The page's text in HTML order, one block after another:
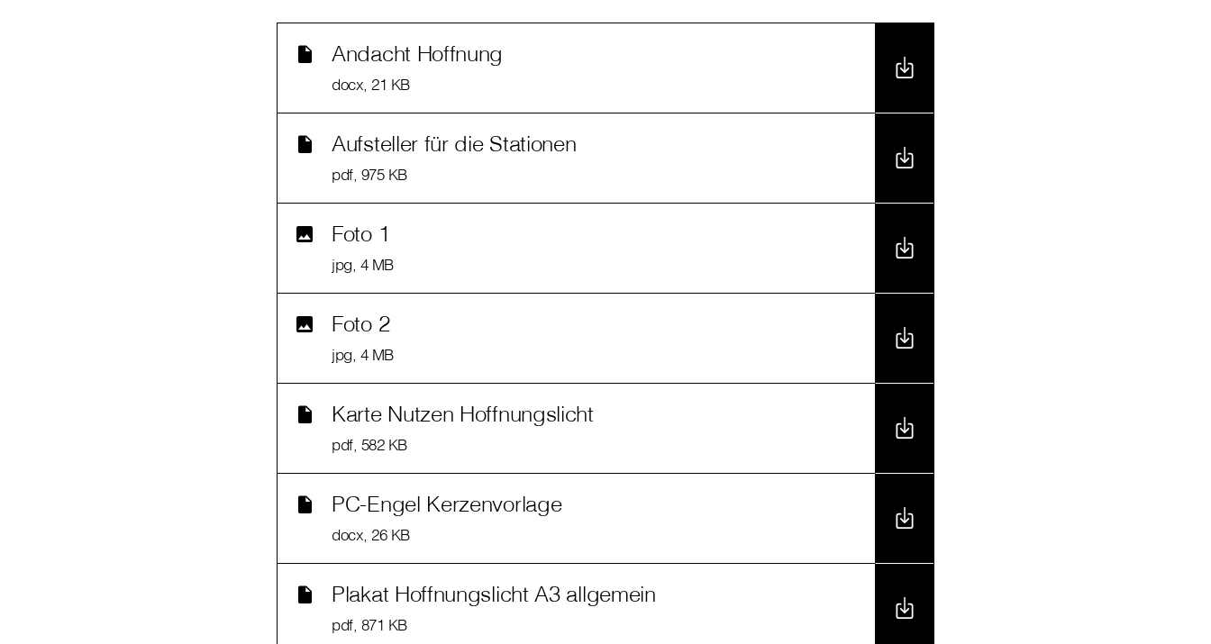
Andacht Hoffnung
docx , 21 KB
Aufsteller für die Stationen
pdf, 975 KB
Foto 1
jpg , 4 MB
Foto 2
jpg , 4 MB
Karte Nutzen Hoffnungslicht
pdf, 582 KB
PC-Engel Kerzenvorlage
docx , 26 KB
Plakat Hoffnungslicht A3 allgemein
pdf, 871 KB